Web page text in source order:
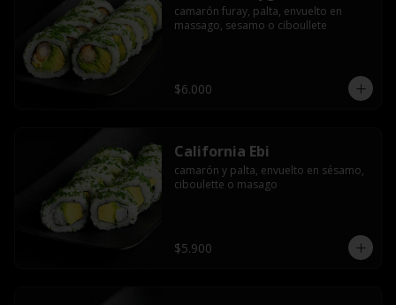
camarón furay, palta, envuelto en
massago, sesamo o ciboullete
$6.000
California Ebi
camarón y palta, envuelto en sésamo,
ciboulette o masago
$5.900